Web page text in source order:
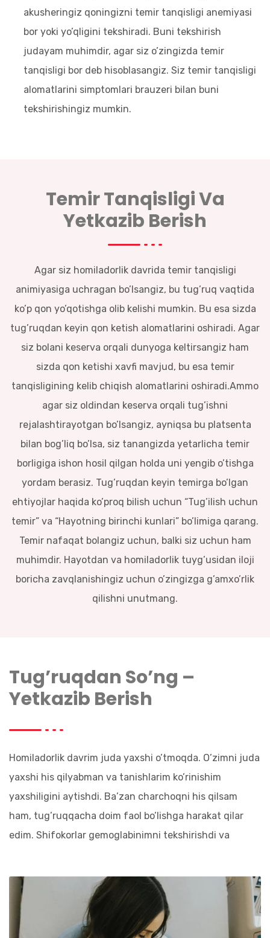
akusheringiz qoningizni temir tanqisligi anemiyasi
bor yoki yo’qligini tekshiradi. Buni tekshirish
judayam muhimdir, agar siz o’zingizda temir
tanqisligi bor deb hisoblasangiz. Siz temir tanqisligi
alomatlarini simptomlari brauzeri bilan buni
tekshirishingiz mumkin.
Temir Tanqisligi Va
Yetkazib Berish
Agar siz homiladorlik davrida temir tanqisligi
animiyasiga uchragan bo’lsangiz, bu tug’ruq vaqtida
ko’p qon yo’qotishga olib kelishi mumkin. Bu esa sizda
tug’ruqdan keyin qon ketish alomatlarini oshiradi. Agar
siz bolani keserva orqali dunyoga keltirsangiz ham
sizda qon ketishi xavfi mavjud, bu esa temir
tanqisligining kelib chiqish alomatlarini oshiradi.Ammo
agar siz oldindan keserva orqali tug’ishni
rejalashtirayotgan bo’lsangiz, ayniqsa bu platsenta
bilan bog’liq bo’lsa, siz tanangizda yetarlicha temir
borligiga ishon hosil qilgan holda uni yengib o’tishga
yordam berasiz. Tug’ruqdan keyin temirga bo’lgan
ehtiyojlar haqida ko’proq bilish uchun “Tug’ilish uchun
temir” va “Hayotning birinchi kunlari” bo’limiga qarang.
Temir nafaqat bolangiz uchun, balki siz uchun ham
muhimdir. Hayotdan va homiladorlik tuyg’usidan iloji
boricha zavqlanishingiz uchun o’zingizga g’amxo’rlik
qilishni unutmang.
Tug’ruqdan So’ng –
Yetkazib Berish
Homiladorlik davrim juda yaxshi o’tmoqda. O’zimni juda
yaxshi his qilyabman va tanishlarim ko’rinishim
yaxshiligini aytishdi. Ba’zan charchoqni his qilsam
ham, tug’ruqqacha doim faol bo’lishga harakat qilar
edim. Shifokorlar gemoglabinimni tekshirishdi va
qachon animiya bo’lmaganman. Brachasi shunchalik
yaxshi ediki, men hech qanday muammo bo’lmaydi deb
o’ylagan edim, biroq hech kim ertaga nima bo’lishini
bilmaydi. Men keserva qildirishni hohlamagan edim ,